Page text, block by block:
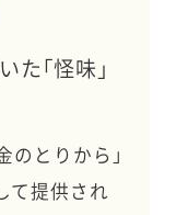
「怪味」
のとりから」
て提供され